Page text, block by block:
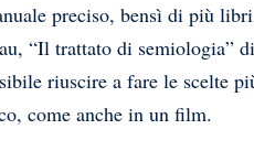
preciso, bensì di più
“Il trattato di semiologia”
riuscire a fare le scelte
come anche in un film.